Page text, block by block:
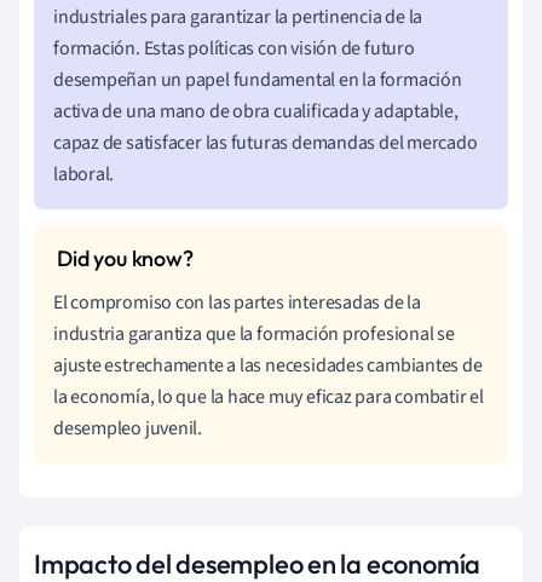
industriales para garantizar la pertinencia de la
formación. Estas políticas con visión de futuro
desempeñan un papel fundamental en la formación
activa de una mano de obra cualificada y adaptable,
capaz de satisfacer las futuras demandas del mercado
laboral.
El compromiso con las partes interesadas de la
industria garantiza que la formación profesional se
ajuste estrechamente a las necesidades cambiantes de
la economía, lo que la hace muy eficaz para combatir el
desempleo juvenil.
Impacto del desempleo en la economía